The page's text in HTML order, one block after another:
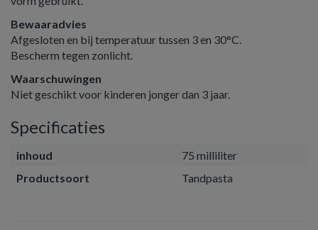
Bewaaradvies
Afgesloten en bij temperatuur tussen 3 en 30°C.
Bescherm tegen zonlicht.
Waarschuwingen
Niet geschikt voor kinderen jonger dan 3 jaar.
Specificaties
inhoud
75 milliliter
Productsoort
Tandpasta